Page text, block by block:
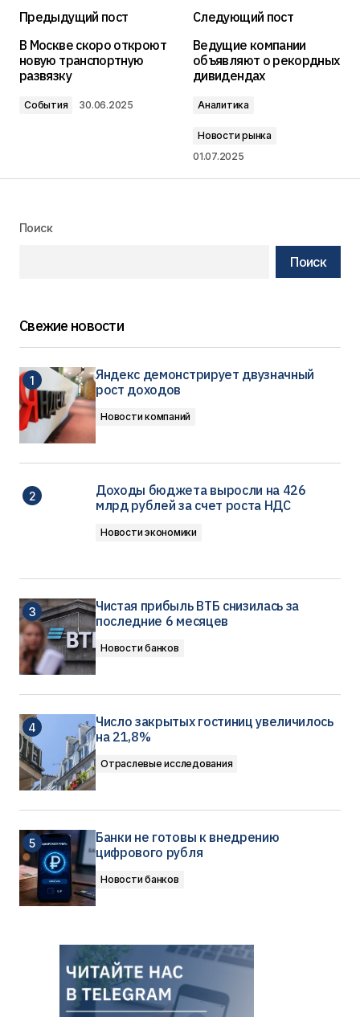
Предыдущий пост
В Москве скоро откроют
новую транспортную
развязку
События 30.06.2025
Следующий пост
Ведущие компании
объявляют о рекордных
дивидендах
Аналитика
Новости рынка
01.07.2025
Поиск
Поиск
Свежие новости
Яндекс демонстрирует двузначный
рост доходов
Новости компаний
Доходы бюджета выросли на 426
млрд рублей за счет роста НДС
Новости экономики
Чистая прибыль ВТБ снизилась за
последние 6 месяцев
Новости банков
Число закрытых гостиниц увеличилось
на 21,8%
Отраслевые исследования
Банки не готовы к внедрению
цифрового рубля
Новости банков